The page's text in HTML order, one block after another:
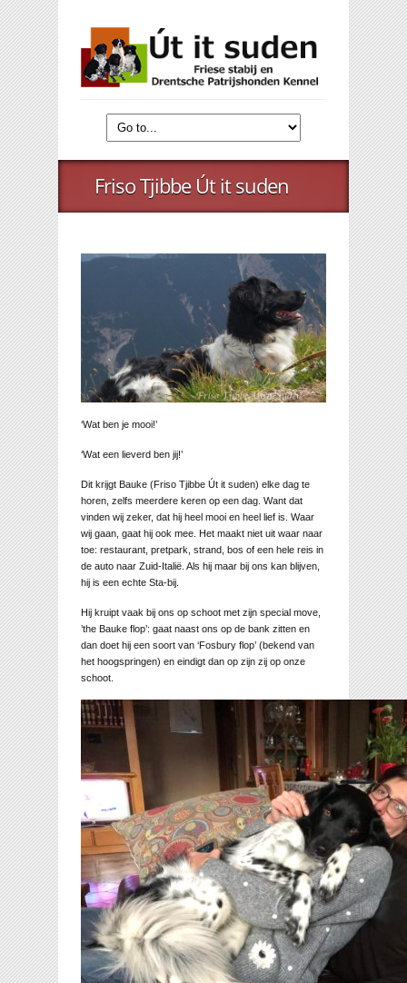
Friso Tjibbe Út it suden
‘Wat ben je mooi!’
‘Wat een lieverd ben jij!’
Dit krijgt Bauke (Friso Tjibbe Út it suden) elke dag te
horen, zelfs meerdere keren op een dag. Want dat
vinden wij zeker, dat hij heel mooi en heel lief is. Waar
wij gaan, gaat hij ook mee. Het maakt niet uit waar naar
toe: restaurant, pretpark, strand, bos of een hele reis in
de auto naar Zuid-Italië. Als hij maar bij ons kan blijven,
hij is een echte Sta-bij.
Hij kruipt vaak bij ons op schoot met zijn special move,
’the Bauke flop’: gaat naast ons op de bank zitten en
dan doet hij een soort van ‘Fosbury flop’ (bekend van
het hoogspringen) en eindigt dan op zijn zij op onze
schoot.